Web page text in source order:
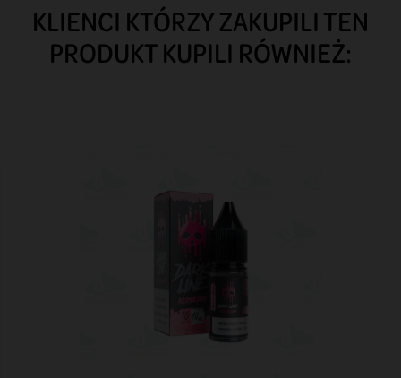
KLIENCI KTÓRZY ZAKUPILI TEN
PRODUKT KUPILI RÓWNIEŻ: